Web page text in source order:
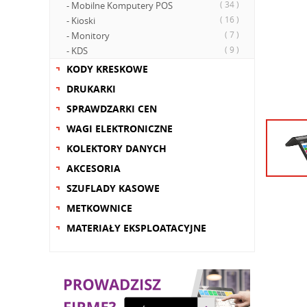
- Mobilne Komputery POS ( 34 )
- Kioski ( 16 )
- Monitory ( 7 )
- KDS ( 9 )
KODY KRESKOWE
DRUKARKI
SPRAWDZARKI CEN
WAGI ELEKTRONICZNE
KOLEKTORY DANYCH
AKCESORIA
SZUFLADY KASOWE
METKOWNICE
MATERIAŁY EKSPLOATACYJNE